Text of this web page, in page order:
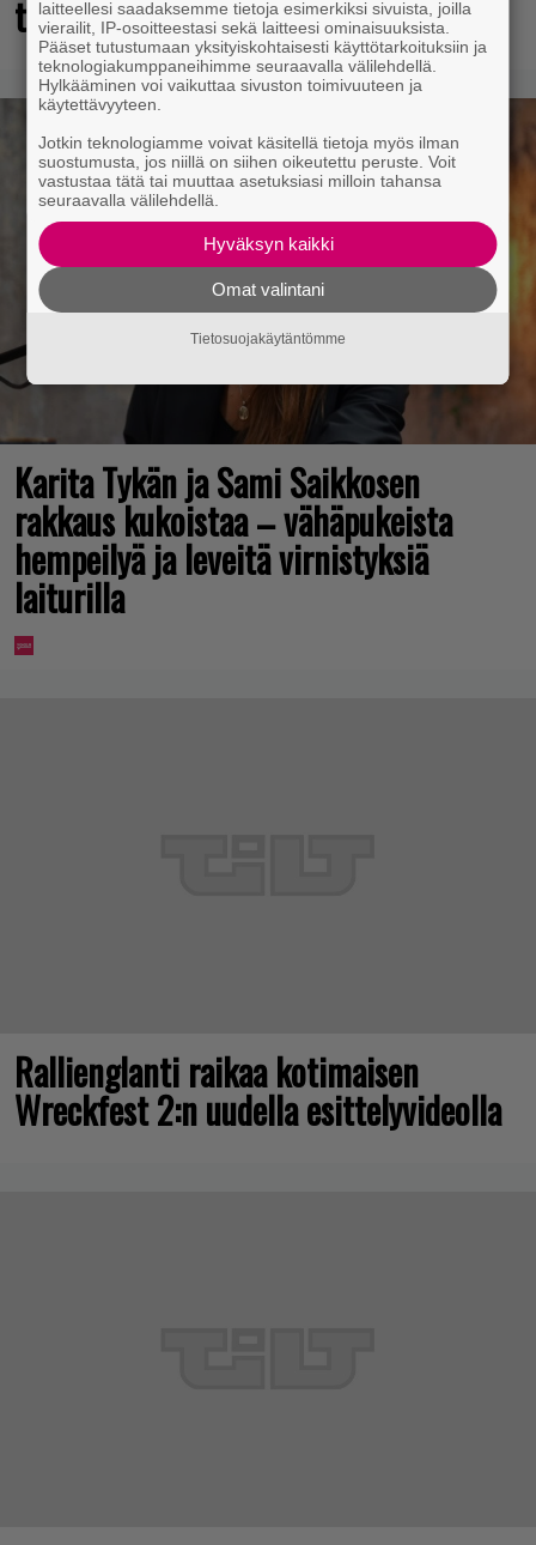
talteen!
Karita Tykän ja Sami Saikkosen
rakkaus kukoistaa – vähäpukeista
hempeilyä ja leveitä virnistyksiä
laiturilla
Rallienglanti raikaa kotimaisen
Wreckfest 2:n uudella esittelyvideolla
laitteellesi saadaksemme tietoja esimerkiksi sivuista, joilla
vierailit, IP-osoitteestasi sekä laitteesi ominaisuuksista.
Pääset tutustumaan yksityiskohtaisesti käyttötarkoituksiin ja
teknologiakumppaneihimme seuraavalla välilehdellä.
Hylkääminen voi vaikuttaa sivuston toimivuuteen ja
käytettävyyteen.
Jotkin teknologiamme voivat käsitellä tietoja myös ilman
suostumusta, jos niillä on siihen oikeutettu peruste. Voit
vastustaa tätä tai muuttaa asetuksiasi milloin tahansa
seuraavalla välilehdellä.
Hyväksyn kaikki
Omat valintani
Tietosuojakäytäntömme